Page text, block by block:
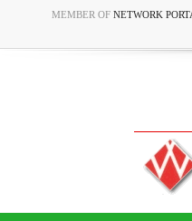
MEMBER OF NETWORK